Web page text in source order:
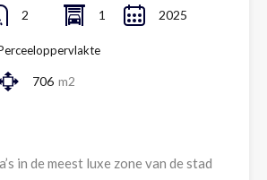
2 1 2025
706 m2
in de meest luxe zone van de stad